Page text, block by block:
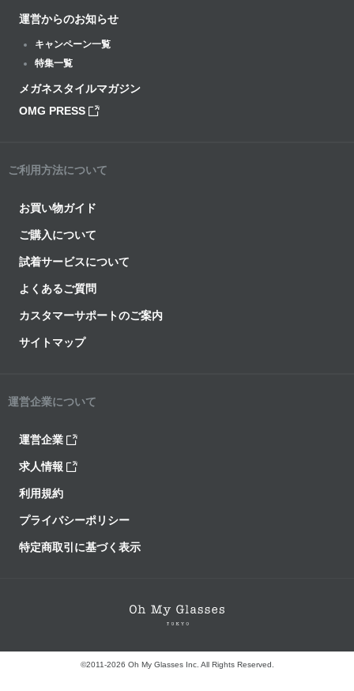
運営からのお知らせ
キャンペーン一覧
特集一覧
メガネスタイルマガジン
OMG PRESS
ご利用方法について
お買い物ガイド
ご購入について
試着サービスについて
よくあるご質問
カスタマーサポートのご案内
サイトマップ
運営企業について
運営企業
求人情報
利用規約
プライバシーポリシー
特定商取引に基づく表示
©2011-2026 Oh My Glasses Inc. All Rights Reserved.